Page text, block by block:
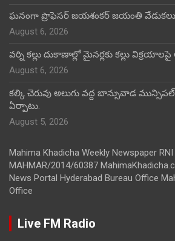
ఘనంగా ప్రొఫెసర్ జయశంకర్ జయంతి
August 6, 2026
వర్ని కల్లు దుకాణాల్లో మైనర్లకు కల్లు
August 6, 2026
కల్కి చెరువు అలుగు వద్ద బాన్సువాడ
ఏర్పాటు.
August 5, 2026
Mahima Khadicha Weekly Newspaper RNI
MAHMAR/2014/60387
News Portal Hyderabad Bureau Office
Office
Live FM Radio